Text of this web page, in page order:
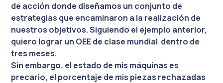
de acción donde diseñamos un conjunto de
estrategias que encaminaron a la realización de
nuestros objetivos. Siguiendo el ejemplo anterior,
quiero lograr un OEE de clase mundial dentro de
tres meses.
Sin embargo, el estado de mis máquinas es
precario, el porcentaje de mis piezas rechazadas